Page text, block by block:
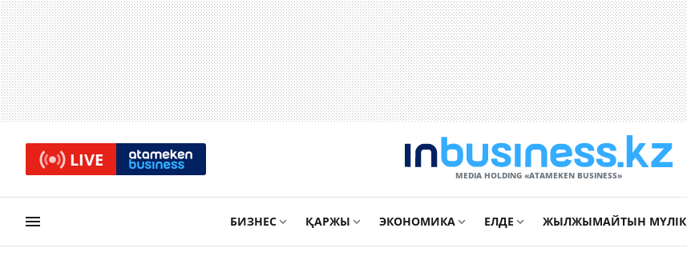
LIVE
MEDIA HOLDING «ATAMEKЕN BUSINESS»
БИЗНЕС ҚАРЖЫ ЭКОНОМИКА ЕЛДЕ ЖЫЛЖЫМАЙТЫН МҮЛІК